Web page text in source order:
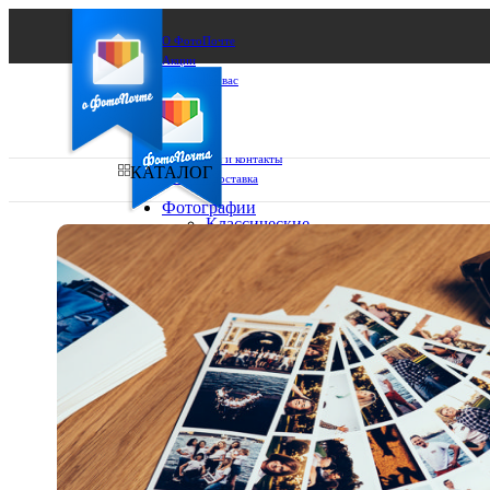
О ФотоПочте
Акции
Сделаем за вас
Бизнесу
FAQ
Франшиза
Поддержка и контакты
Оплата и доставка
Ваш город:
Ваш регион доставки
Выберите из списка:
КАТАЛОГ
Фотографии
Классические
фото
10х10
10х15
13х18
15х15
15х20
20х20
20х30
30х30
30х40
А4
Фото
в